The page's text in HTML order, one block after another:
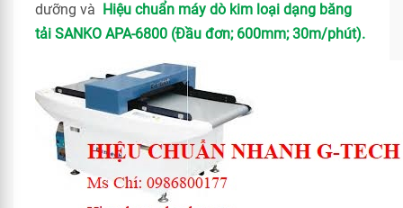
dưỡng và Hiệu chuẩn máy dò kim loại dạng băng
tải SANKO APA-6800 (Đầu đơn; 600mm; 30m/phút).